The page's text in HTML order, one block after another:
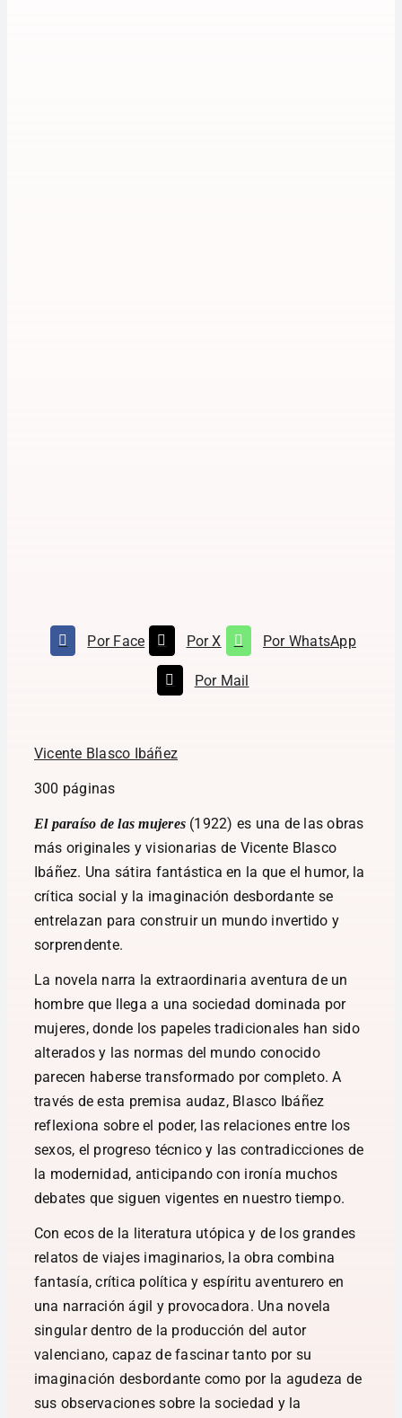
Por Face Por X Por WhatsApp
Por Mail
Vicente Blasco Ibáñez
300 páginas
El paraíso de las mujeres (1922) es una de las obras
más originales y visionarias de Vicente Blasco
Ibáñez. Una sátira fantástica en la que el humor, la
crítica social y la imaginación desbordante se
entrelazan para construir un mundo invertido y
sorprendente.
La novela narra la extraordinaria aventura de un
hombre que llega a una sociedad dominada por
mujeres, donde los papeles tradicionales han sido
alterados y las normas del mundo conocido
parecen haberse transformado por completo. A
través de esta premisa audaz, Blasco Ibáñez
reflexiona sobre el poder, las relaciones entre los
sexos, el progreso técnico y las contradicciones de
la modernidad, anticipando con ironía muchos
debates que siguen vigentes en nuestro tiempo.
Con ecos de la literatura utópica y de los grandes
relatos de viajes imaginarios, la obra combina
fantasía, crítica política y espíritu aventurero en
una narración ágil y provocadora. Una novela
singular dentro de la producción del autor
valenciano, capaz de fascinar tanto por su
imaginación desbordante como por la agudeza de
sus observaciones sobre la sociedad y la